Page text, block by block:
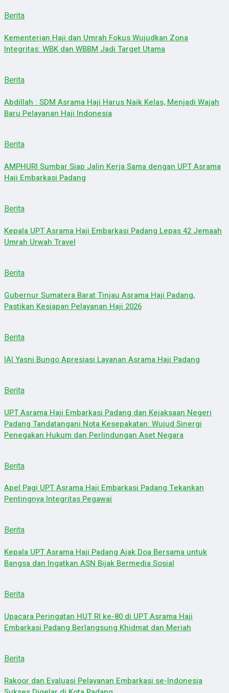
Berita
Kementerian Haji dan Umrah Fokus Wujudkan Zona
Integritas: WBK dan WBBM Jadi Target Utama
Berita
Abdillah : SDM Asrama Haji Harus Naik Kelas, Menjadi Wajah
Baru Pelayanan Haji Indonesia
Berita
AMPHURI Sumbar Siap Jalin Kerja Sama dengan UPT Asrama
Haji Embarkasi Padang
Berita
Kepala UPT Asrama Haji Embarkasi Padang Lepas 42 Jemaah
Umrah Urwah Travel
Berita
Gubernur Sumatera Barat Tinjau Asrama Haji Padang,
Pastikan Kesiapan Pelayanan Haji 2026
Berita
IAI Yasni Bungo Apresiasi Layanan Asrama Haji Padang
Berita
UPT Asrama Haji Embarkasi Padang dan Kejaksaan Negeri
Padang Tandatangani Nota Kesepakatan: Wujud Sinergi
Penegakan Hukum dan Perlindungan Aset Negara
Berita
Apel Pagi UPT Asrama Haji Embarkasi Padang Tekankan
Pentingnya Integritas Pegawai
Berita
Kepala UPT Asrama Haji Padang Ajak Doa Bersama untuk
Bangsa dan Ingatkan ASN Bijak Bermedia Sosial
Berita
Upacara Peringatan HUT RI ke-80 di UPT Asrama Haji
Embarkasi Padang Berlangsung Khidmat dan Meriah
Berita
Rakoor dan Evaluasi Pelayanan Embarkasi se-Indonesia